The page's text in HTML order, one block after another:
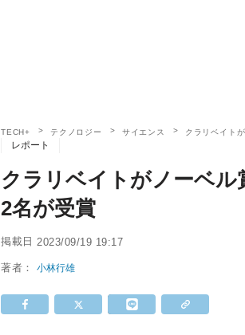
TECH+ テクノロジー サイエンス クラリベイト
レポート
クラリベイトがノーベル
2名が受賞
掲載日 2023/09/19 19:17
著者：小林行雄